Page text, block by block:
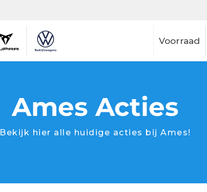
Voorraad
Ames Acties
Bekijk hier alle huidige acties bij Ames!